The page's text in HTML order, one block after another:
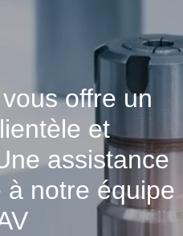
vous offre un
et
assistance
notre équipe